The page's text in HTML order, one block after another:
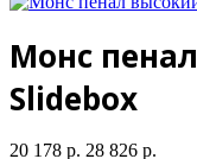
Монс
Slidebox
20 178 р. 28 826 р.